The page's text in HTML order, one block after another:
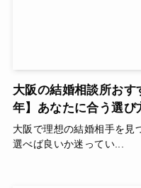
大阪の結婚相談所おす
年】あなたに合う選び
大阪で理想の結婚相手を見
選べば良いか迷ってい...